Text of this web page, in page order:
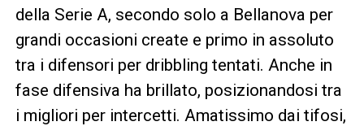
della Serie A, secondo solo a Bellanova per
grandi occasioni create e primo in assoluto
tra i difensori per dribbling tentati. Anche in
fase difensiva ha brillato, posizionandosi tra
i migliori per intercetti. Amatissimo dai tifosi,